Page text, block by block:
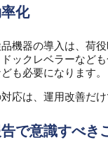
化
機器の導入は、荷役
ックレベラーなど
も必要になります。
応は、運用改善だ
で意識すべき